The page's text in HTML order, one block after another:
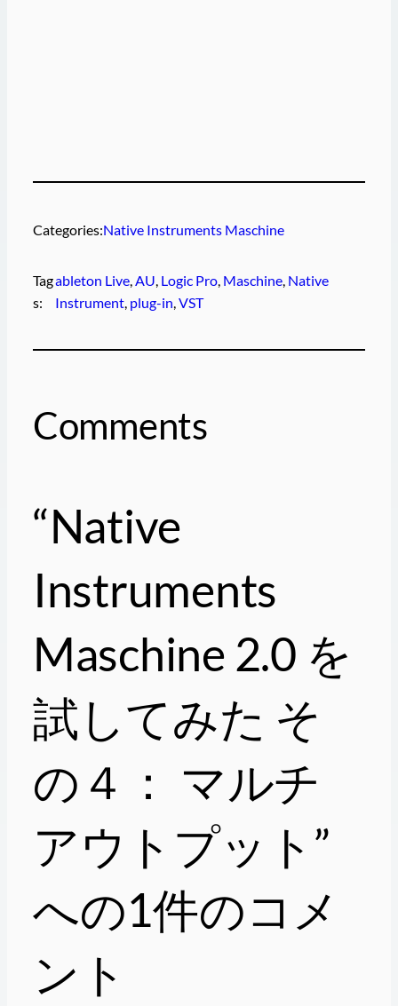
Categories:Native Instruments Maschine
Tag
s:
ableton Live, AU, Logic Pro, Maschine, Native
Instrument, plug-in, VST
Comments
“Native
Instruments
Maschine 2.0 を
試してみた そ
の４： マルチ
アウトプット”
への1件のコメ
ント